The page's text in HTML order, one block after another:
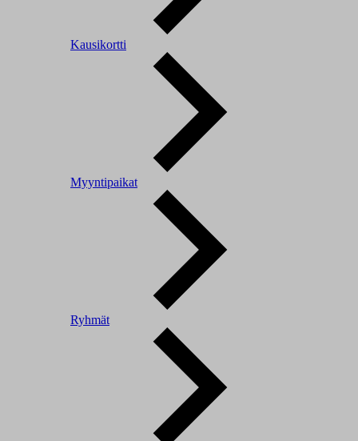
Kausikortti
Myyntipaikat
Ryhmät